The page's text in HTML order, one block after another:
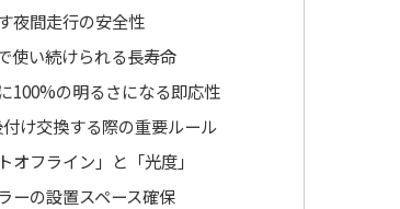
夜間走行の安全性
使い続けられる長寿命
100%の明るさになる即応性
け交換する際の重要ルール
フライン」と「光度」
ーの設置スペース確保